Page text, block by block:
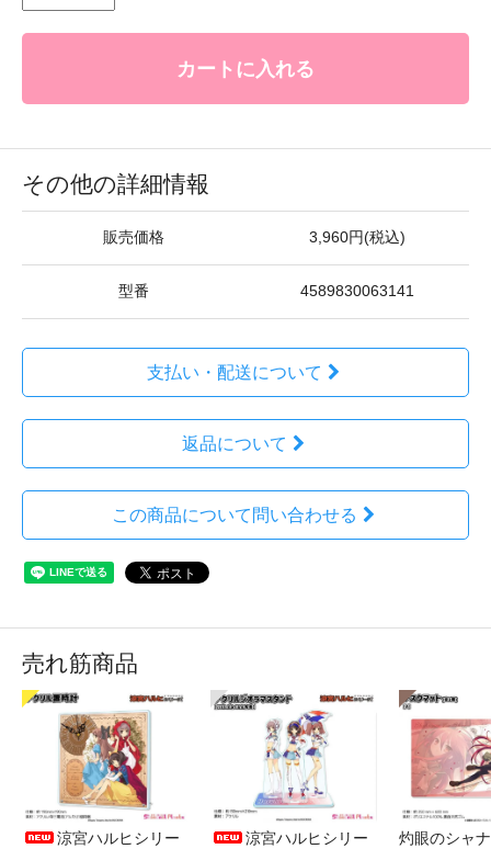
カートに入れる
その他の詳細情報
販売価格 3,960円(税込)
型番 4589830063141
支払い・配送について
返品について
この商品について問い合わせる
売れ筋商品
涼宮ハルヒシリー
涼宮ハルヒシリー
灼眼のシャ